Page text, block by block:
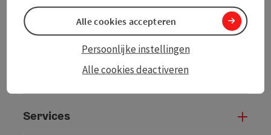
Andere websites
Services
Alle cookies deactiveren
Persoonlijke instellingen
Alle cookies accepteren